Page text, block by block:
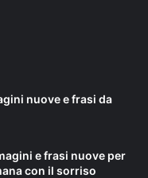
nuove e frasi da
e frasi nuove per
con il sorriso